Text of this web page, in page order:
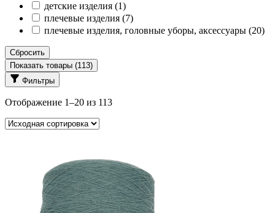
детские изделия (1)
плечевые изделия (7)
плечевые изделия, головные уборы, аксессуары (20)
Сбросить
Показать товары (113)
Фильтры
Отображение 1–20 из 113